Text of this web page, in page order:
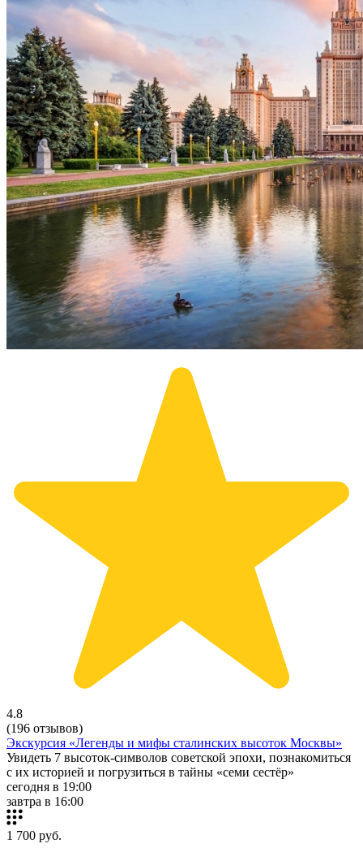
4.8
(196 отзывов)
Экскурсия «Легенды и мифы сталинских высоток Москвы»
Увидеть 7 высоток-символов советской эпохи, познакомиться
с их историей и погрузиться в тайны «семи сестёр»
сегодня в 19:00
завтра в 16:00
1 700 руб.